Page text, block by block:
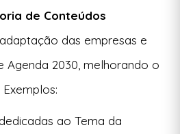
de Conteúdos
das empresas e
Agenda 2030, melhorando o
Exemplos:
ao Tema da